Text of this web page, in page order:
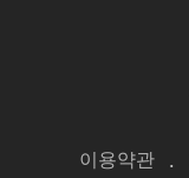
이용약관